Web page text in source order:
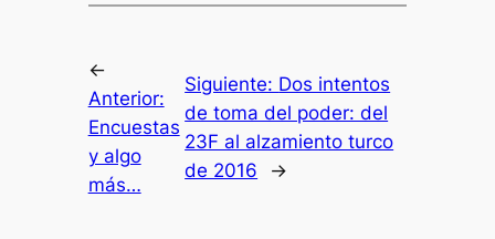
←
Anterior:
Encuestas
y algo
más…
Siguiente: Dos intentos
de toma del poder: del
23F al alzamiento turco
de 2016
→